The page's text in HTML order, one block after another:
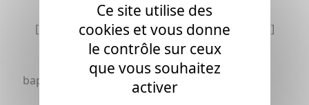
[La transcription peut comporter des erreurs]
bapteme et mort au grand picaulon
Ce site utilise des
cookies et vous donne
le contrôle sur ceux
que vous souhaitez
activer